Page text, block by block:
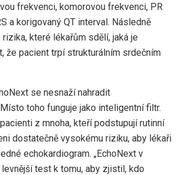
frekvenci, komorovou frekvenci, PR
a korigovaný QT interval. Následně
které lékařům sdělí, jaká je
že pacient trpí strukturálním srdečním
se nesnaží nahradit
toho funguje jako inteligentní filtr.
z mnoha, kteří podstupují rutinní
dostatečně vysokému riziku, aby lékaři
echokardiogram. „EchoNext v
test k tomu, aby zjistil, kdo